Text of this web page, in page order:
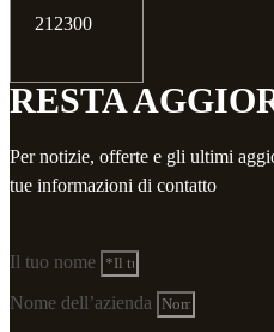
212300
RESTA
Per notizie, offerte e gli ultimi
tue informazioni di contatto
Il tuo nome
Nome dell’azienda